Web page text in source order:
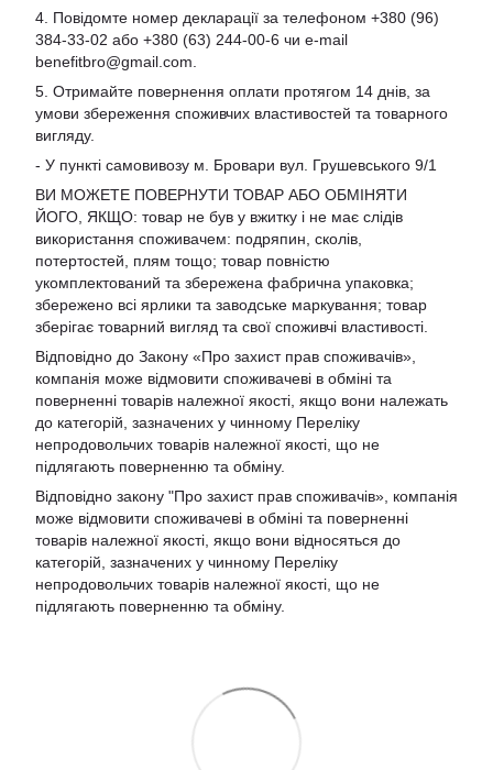
4. Повідомте номер декларації за телефоном +380 (96)
384-33-02 або +380 (63) 244-00-6 чи e-mail
benefitbro@gmail.com
5. Отримайте повернення оплати протягом 14 днів, за
умови збереження споживчих властивостей та товарного
вигляду.
- У пункті самовивозу м. Бровари вул. Грушевського 9/1
ВИ МОЖЕТЕ ПОВЕРНУТИ ТОВАР АБО ОБМІНЯТИ
ЙОГО, ЯКЩО: товар не був у вжитку і не має слідів
використання споживачем: подряпин, сколів,
потертостей, плям тощо; товар повністю
укомплектований та збережена фабрична упаковка;
збережено всі ярлики та заводське маркування; товар
зберігає товарний вигляд та свої споживчі властивості.
Відповідно до Закону «Про захист прав споживачів»,
компанія може відмовити споживачеві в обміні та
поверненні товарів належної якості, якщо вони належать
до категорій, зазначених у чинному Переліку
непродовольчих товарів належної якості, що не
підлягають поверненню та обміну.
Відповідно закону "Про захист прав споживачів» , компанія
може відмовити споживачеві в обміні та поверненні
товарів належної якості, якщо вони відносяться до
категорій, зазначених у чинному Переліку
непродовольчих товарів належної якості, що не
підлягають поверненню та обміну.